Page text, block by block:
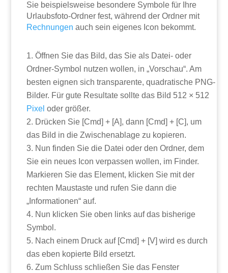
Sie beispielsweise besondere Symbole für Ihre
Urlaubsfoto-Ordner fest, während der Ordner mit
Rechnungen auch sein eigenes Icon bekommt.
Öffnen Sie das Bild, das Sie als Datei- oder
Ordner-Symbol nutzen wollen, in „Vorschau“. Am
besten eignen sich transparente, quadratische PNG-
Bilder. Für gute Resultate sollte das Bild 512 × 512
Pixel oder größer.
Drücken Sie [Cmd] + [A], dann [Cmd] + [C], um
das Bild in die Zwischenablage zu kopieren.
Nun finden Sie die Datei oder den Ordner, dem
Sie ein neues Icon verpassen wollen, im Finder.
Markieren Sie das Element, klicken Sie mit der
rechten Maustaste und rufen Sie dann die
„Informationen“ auf.
Nun klicken Sie oben links auf das bisherige
Symbol.
Nach einem Druck auf [Cmd] + [V] wird es durch
das eben kopierte Bild ersetzt.
Zum Schluss schließen Sie das Fenster